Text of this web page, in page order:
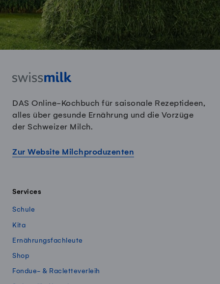
DAS Online-Kochbuch für saisonale Rezeptideen,
alles über gesunde Ernährung und die Vorzüge
der Schweizer Milch.
Zur Website Milchproduzenten
Services
Schule
Kita
Ernährungsfachleute
Shop
Fondue- & Racletteverleih